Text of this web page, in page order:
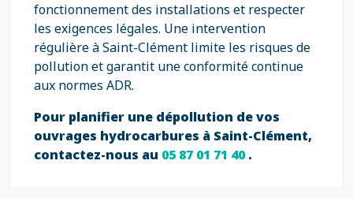
fonctionnement des installations et respecter
les exigences légales. Une intervention
régulière à Saint-Clément limite les risques de
pollution et garantit une conformité continue
aux normes ADR.
Pour planifier une dépollution de vos
ouvrages hydrocarbures à Saint-Clément,
contactez-nous au 05 87 01 71 40.